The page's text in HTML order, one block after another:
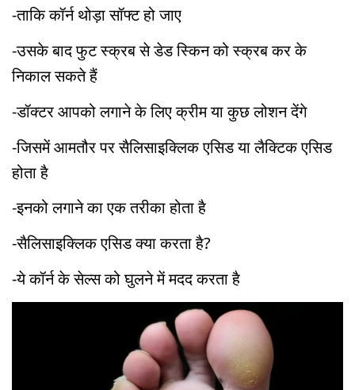
-ताकि कॉर्न थोड़ा सॉफ्ट हो जाए
-उसके बाद फुट स्क्रब से डेड स्किन को स्क्रब कर के
निकाल सकते हैं
-डॉक्टर आपको लगाने के लिए क्रीम या कुछ लोशन देंगे
-जिसमें आमतौर पर सैलिसाइक्लिक एसिड या लैक्टिक एसिड
होता है
-इनको लगाने का एक तरीका होता है
-सैलिसाइक्लिक एसिड क्या करता है?
-ये कॉर्न के सेल्स को घुलने में मदद करता है